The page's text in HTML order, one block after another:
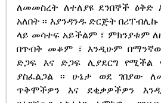
ለመመስረት ለተለያዩ ደንበኞች
አለበት ፡፡ እያንዳንዱ ድርጅት
ላይ መሳተፍ አይችልም ፣ ምክንያቱም
በጥብቅ መቆም ፣ እንዲሁም
ድጋፍ እና ድጋፍ ሊያደርግ የሚችል
ያስፈልጋል ፡፡ ሁኔታ ወደ ገበያው
ጥቅሞችዎን እና ደቂቃዎችዎን